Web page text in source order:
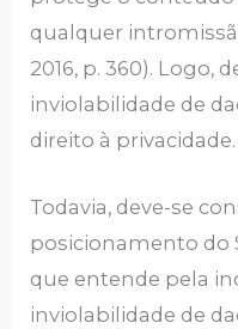
qualquer
2016, p. 360). Logo,
inviolabilidade de
direito à privacidade.
Todavia, deve-se
posicionamento do
que entende pela
inviolabilidade de